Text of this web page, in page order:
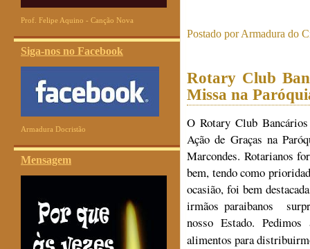
Prof. Felipe Aquino - Canção Nova
Siga-nos no Facebook
Armadura Docristão
Mensagem
Postado porArmadura do
Rotary Club
Missa na
O Rotary Club
Ação de Graças na
Marcondes. Rotarianos
bem, tendo como
ocasião, foi bem
irmãos paraibanos
nosso Estado. Pedimos
alimentos para